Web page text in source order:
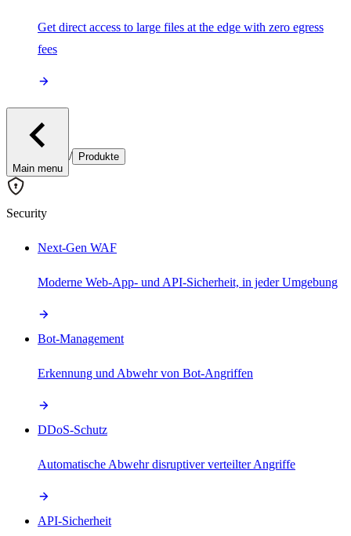
Get direct access to large files at the edge with zero egress
fees
Main menu
/ Produkte
Security
Next-Gen WAF
Moderne Web-App- und API-Sicherheit, in jeder Umgebung
Bot-Management
Erkennung und Abwehr von Bot-Angriffen
DDoS-Schutz
Automatische Abwehr disruptiver verteilter Angriffe
API-Sicherheit